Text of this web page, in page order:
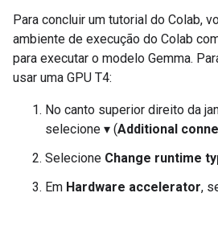
Para concluir um tutorial do Colab,
ambiente de execução do Colab
para executar o modelo Gemma.
usar uma GPU T4:
No canto superior direito da
selecione ▾ (Additional
Selecione Change runtime
Em Hardware accelerator,